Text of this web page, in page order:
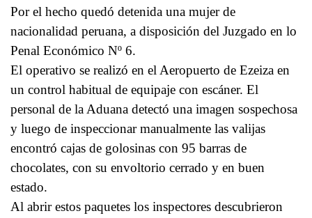
Por el hecho quedó detenida una mujer de
nacionalidad peruana, a disposición del Juzgado en lo
Penal Económico Nº 6.
El operativo se realizó en el Aeropuerto de Ezeiza en
un control habitual de equipaje con escáner. El
personal de la Aduana detectó una imagen sospechosa
y luego de inspeccionar manualmente las valijas
encontró cajas de golosinas con 95 barras de
chocolates, con su envoltorio cerrado y en buen
estado.
Al abrir estos paquetes los inspectores descubrieron